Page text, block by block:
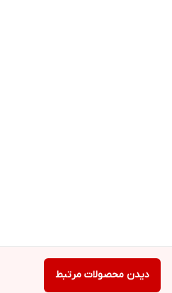
دیدن محصولات مرتبط